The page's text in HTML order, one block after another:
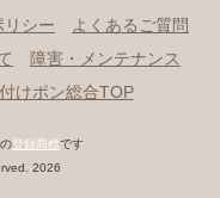
リシー
よくあるご質問
障害・メンテナンス
けポン総合TOP
の登録商標です
2026